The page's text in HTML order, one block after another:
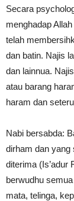
Secara
menghadap
telah
dan batin. Najis
dan lainnua.
atau barang
haram dan
Nabi bersabda:
dirham dan yang
diterima (Is’adur
berwudhu
mata, telinga,